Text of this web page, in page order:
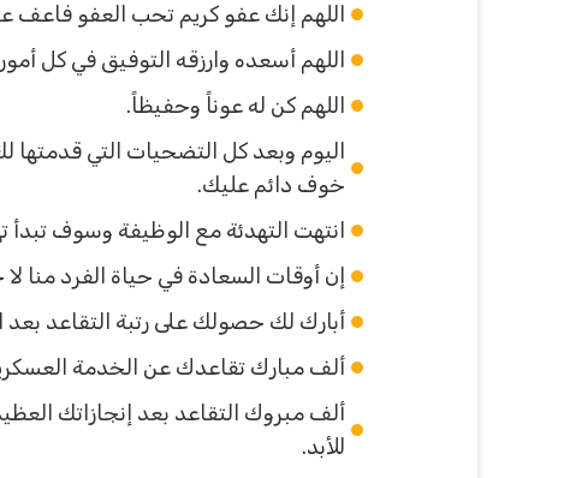
اللهم إنك عفو كريم تحب العفو فاعف
اللهم أسعده وارزقه التوفيق في كل
اللهم كن له عوناً وحفيظاً.
اليوم وبعد كل التضحيات التي
خوف دائم عليك.
انتهت التهدئة مع الوظيفة وسوف تبدأ
إن أوقات السعادة في حياة الفرد منا
أبارك لك حصولك على رتبة التقاعد بعد
ألف مبارك تقاعدك عن الخدمة
ألف مبروك التقاعد بعد إنجازاتك
للأبد.